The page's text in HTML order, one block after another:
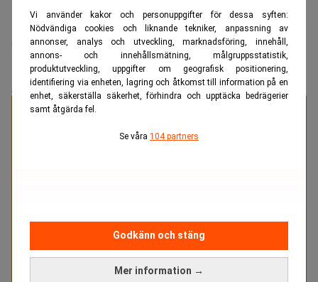
Vi använder kakor och personuppgifter för dessa syften:
Nödvändiga cookies och liknande tekniker, anpassning av
annonser, analys och utveckling, marknadsföring, innehåll,
annons- och innehållsmätning, målgruppsstatistik,
produktutveckling, uppgifter om geografisk positionering,
identifiering via enheten, lagring och åtkomst till information på en
enhet, säkerställa säkerhet, förhindra och upptäcka bedrägerier
samt åtgärda fel.
Se våra 104 partners
Mer information →
Godkänn och stäng
Finwire
ANNONS
Specialister på juristrekrytering
Tryggt. Resultatdrivet.
Läs mer